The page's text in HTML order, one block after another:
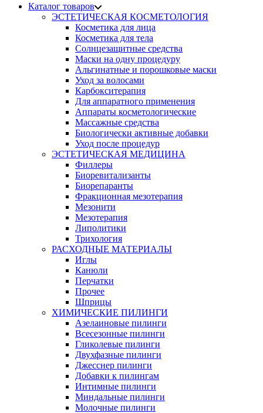
Каталог товаров
ЭСТЕТИЧЕСКАЯ КОСМЕТОЛОГИЯ
Косметика для лица
Косметика для тела
Солнцезащитные средства
Маски на одну процедуру
Альгинатные и порошковые маски
Уход за волосами
Карбокситерапия
Для аппаратного применения
Аппараты косметологические
Массажные средства
Биологически активные добавки
Уход после процедур
ЭСТЕТИЧЕСКАЯ МЕДИЦИНА
Филлеры
Биоревитализанты
Биорепаранты
Фракционная мезотерапия
Мезонити
Мезотерапия
Липолитики
Трихология
РАСХОДНЫЕ МАТЕРИАЛЫ
Иглы
Канюли
Перчатки
Прочее
Шприцы
ХИМИЧЕСКИЕ ПИЛИНГИ
Азелаиновые пилинги
Всесезонные пилинги
Гликолевые пилинги
Двухфазные пилинги
Джесснер пилинги
Добавки к пилингам
Интимные пилинги
Миндальные пилинги
Молочные пилинги